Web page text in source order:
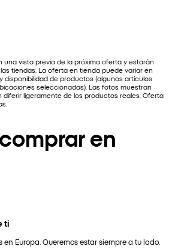
vista previa de la próxima oferta y estarán
tiendas. La oferta en tienda puede variar en
disponibilidad de productos (algunos artículos
seleccionadas). Las fotos muestran
ligeramente de los productos reales. Oferta
en
ti
en Europa. Queremos estar siempre a tu lado.